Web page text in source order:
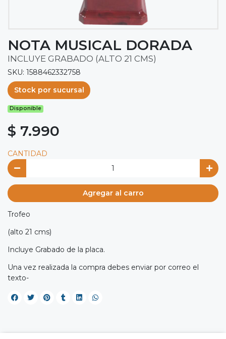
NOTA MUSICAL DORADA
INCLUYE GRABADO (ALTO 21 CMS)
SKU: 1588462332758
Stock por sucursal
Disponible
$ 7.990
CANTIDAD
Agregar al carro
Trofeo
(alto 21 cms)
Incluye Grabado de la placa.
Una vez realizada la compra debes enviar por correo el
texto-